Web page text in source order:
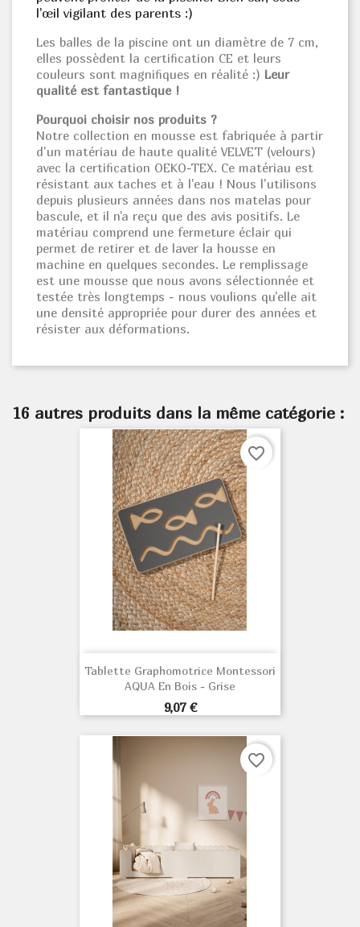
l'œil vigilant des parents :)
Les balles de la piscine ont un diamètre de 7 cm,
elles possèdent la certification CE et leurs
couleurs sont magnifiques en réalité :) Leur
qualité est fantastique !
Pourquoi choisir nos produits ?
Notre collection en mousse est fabriquée à partir
d'un matériau de haute qualité VELVET (velours)
avec la certification OEKO-TEX. Ce matériau est
résistant aux taches et à l'eau ! Nous l'utilisons
depuis plusieurs années dans nos matelas pour
bascule, et il n'a reçu que des avis positifs. Le
matériau comprend une fermeture éclair qui
permet de retirer et de laver la housse en
machine en quelques secondes. Le remplissage
est une mousse que nous avons sélectionnée et
testée très longtemps - nous voulions qu'elle ait
une densité appropriée pour durer des années et
résister aux déformations.
16 autres produits dans la même catégorie :
Tablette Graphomotrice Montessori
AQUA En Bois - Grise
Prix
9,07 €
favorite_border
favorite_border